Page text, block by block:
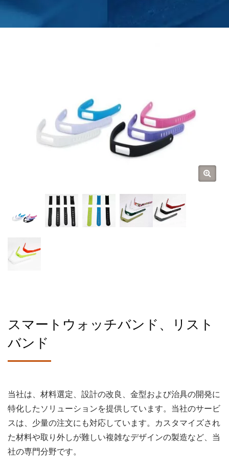
スマートウォッチバンド、リスト
バンド
当社は、材料選定、設計の改良、金型および治具の開発に
特化したソリューションを提供しています。当社のサービ
スは、少量の注文にも対応しています。カスタマイズされ
た材料や取り外しが難しい複雑なデザインの製造など、当
社の専門分野です。